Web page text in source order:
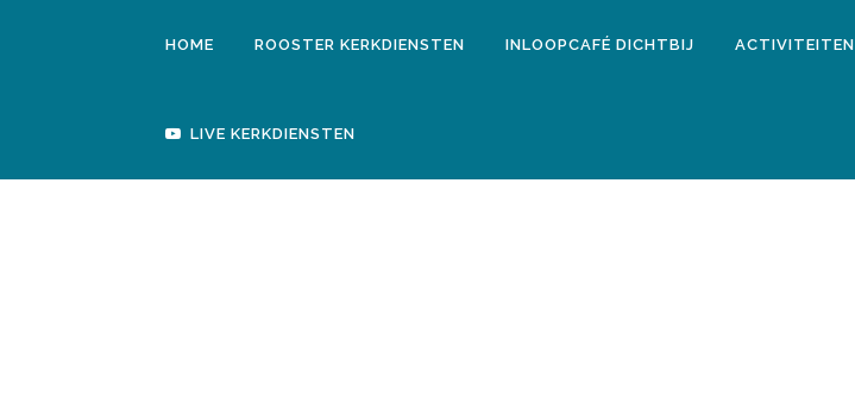
HOME ROOSTER KERKDIENSTEN INLOOPCAFÉ DICHTBIJ ACTIVITEITEN
LIVE KERKDIENSTEN